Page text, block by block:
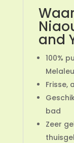
and
100%
Frisse,
bad
Zeer